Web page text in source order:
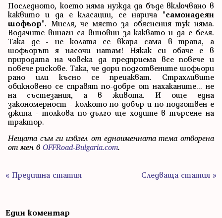
Последното, което няма нужда да бъде включвано в
каквито и да е класации, се нарича "самонадеян
шофьор". Мисля, че място за обяснения тук няма.
Водачите винаги са виновни за каквато и да е беля.
Така де - не колата се вкара сама в трапа, а
шофьорът я насочи натам! Някак си обаче е в
природата на човека да предприема все повече и
повече рискове. Така, че дори подготвените шофьори
рано или късно се прецакват. Страхливите
обикновено се справят по-добре от нахаканите... не
на състезания, а в живота. И още една
закономерност - колкото по-добър и по-подготвен е
джипа - толкова по-дълго ще ходите в търсене на
трактор.
Нещата съм ги извзел от едноименната тема отворена
от мен в OFFRoad-Bulgaria.com.
« Предишна статия Следваща статия »
Един коментар